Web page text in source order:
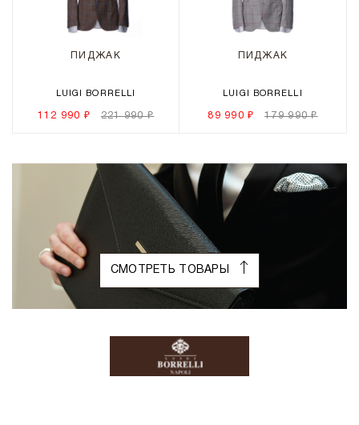
ПИДЖАК
LUIGI BORRELLI
112 990 ₽ 221 990 ₽
ПИДЖАК
LUIGI BORRELLI
89 990 ₽ 179 990 ₽
СМОТРЕТЬ ТОВАРЫ